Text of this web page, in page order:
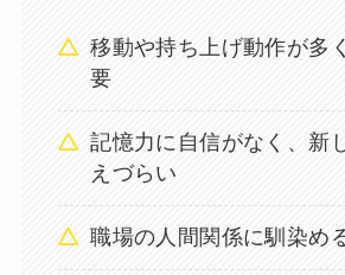
移動や持ち上げ動作が多
要
記憶力に自信がなく、新
えづらい
職場の人間関係に馴染め